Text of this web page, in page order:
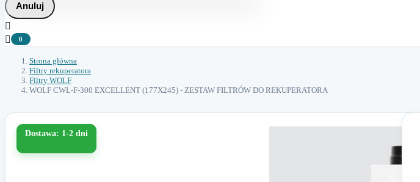
Anuluj


0
Strona główna
Filtry rekuperatora
Filtry WOLF
WOLF CWL-F-300 EXCELLENT (177X245) - ZESTAW FILTRÓW DO REKUPERATORA
Dostawa: 1-2 dni